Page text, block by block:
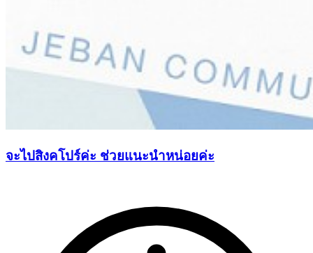
จะไปสิงคโปร์ค่ะ ช่วยแนะนำหน่อยค่ะ